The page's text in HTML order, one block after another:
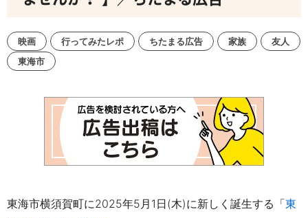
映画 行ってみたレポ ちたまる広告 家族
友人
東海市
東海市横須賀町に2025年5月1日(木)に新しく誕生する「東